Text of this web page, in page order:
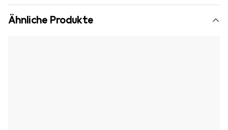
Ähnliche Produkte